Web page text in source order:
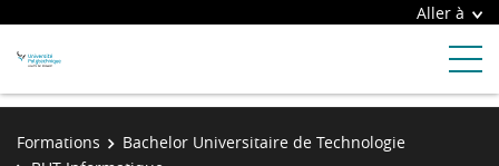
Aller à
Formations
Bachelor Universitaire de Technologie